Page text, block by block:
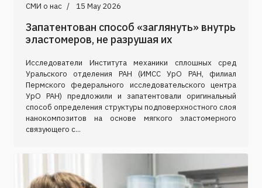
СМИ о нас 15 May 2026
Запатентован способ «заглянуть» внутрь
эластомеров, не разрушая их
Исследователи Института механики сплошных сред
Уральского отделения РАН (ИМСС УрО РАН, филиал
Пермского федерального исследовательского центра
УрО РАН) предложили и запатентовали оригинальный
способ определения структуры подповерхностного слоя
нанокомпозитов на основе мягкого эластомерного
связующего с...